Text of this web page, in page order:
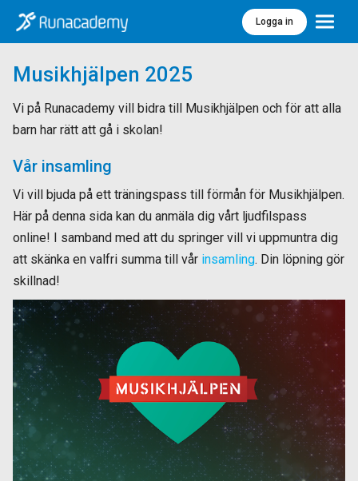
Logga in Meny
Musikhjälpen 2025
Vi på Runacademy vill bidra till Musikhjälpen och för att alla
barn har rätt att gå i skolan!
Vår insamling
Vi vill bjuda på ett träningspass till förmån för Musikhjälpen.
Här på denna sida kan du anmäla dig vårt ljudfilspass
online! I samband med att du springer vill vi uppmuntra dig
att skänka en valfri summa till vår insamling. Din löpning gör
skillnad!